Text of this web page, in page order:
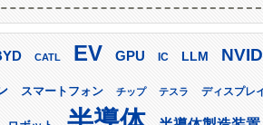
CATL EV GPU IC LLM
スマートフォン チップ テスラ ディスプレ